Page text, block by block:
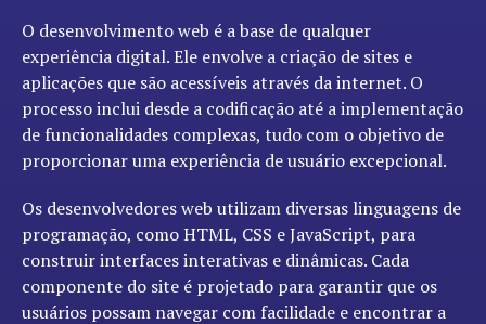
O desenvolvimento web é a base de qualquer
experiência digital. Ele envolve a criação de sites e
aplicações que são acessíveis através da internet. O
processo inclui desde a codificação até a implementação
de funcionalidades complexas, tudo com o objetivo de
proporcionar uma experiência de usuário excepcional.
Os desenvolvedores web utilizam diversas linguagens de
programação, como HTML, CSS e JavaScript, para
construir interfaces interativas e dinâmicas. Cada
componente do site é projetado para garantir que os
usuários possam navegar com facilidade e encontrar a